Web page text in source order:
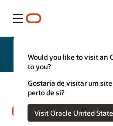
Menu
Would you like to visit an
to you?
Gostaria de visitar um
perto de si?
Visit Oracle United